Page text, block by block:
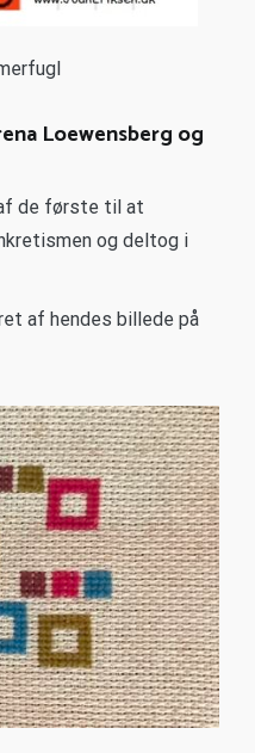
Loewensberg og
de første til at
og deltog i
af hendes billede på